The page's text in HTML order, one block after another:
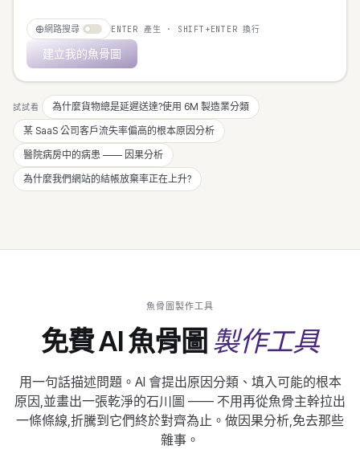
網路搜尋 ENTER 產生 · SHIFT+ENTER 換行
建立我的魚骨圖
試試看
為什麼貨物總是延遲送達?使用 6M 製造業分類
某 SaaS 公司客戶流失率偏高的根本原因分析
醫院病房中的病患 —— 因果分析
為什麼我們網站的結帳放棄率正在上升?
魚骨圖製作工具
免費 AI 魚骨圖 製作工具
用一句話描述問題。AI 會提出原因分類、填入可能的根本
原因,並畫出一張乾淨的石川圖 —— 不用再從魚骨主幹拉出
一條條線,折騰到它們終於對齊為止。做因果分析,免去那些
雜事。